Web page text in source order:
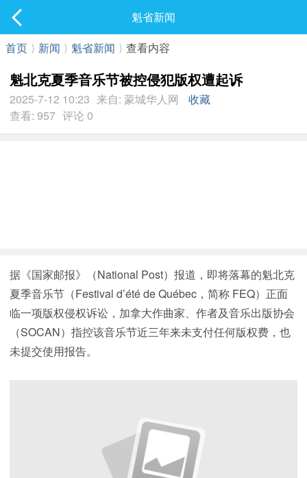
最新发表
魁省新闻
首页 ⟩ 新闻 ⟩ 魁省新闻 ⟩ 查看内容
魁北克夏季音乐节被控侵犯版权遭起诉
2025-7-12 10:23 来自: 蒙城华人网
收藏
查看: 957 评论 0
据《国家邮报》（National Post）报道，即将落幕的魁北克
夏季音乐节（Festival d’été de Québec，简称 FEQ）正面
临一项版权侵权诉讼，加拿大作曲家、作者及音乐出版协会
（SOCAN）指控该音乐节近三年来未支付任何版权费，也
未提交使用报告。